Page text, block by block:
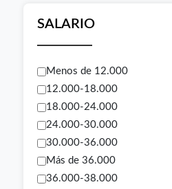
SALARIO
Menos de 12.000
12.000-18.000
18.000-24.000
24.000-30.000
30.000-36.000
Más de 36.000
36.000-38.000